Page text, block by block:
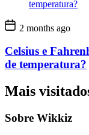
2 months ago
Celsius e
de temperatura?
Mais
Sobre Wikkiz